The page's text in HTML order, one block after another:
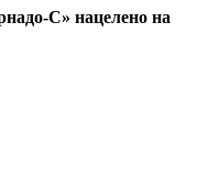
С» нацелено на